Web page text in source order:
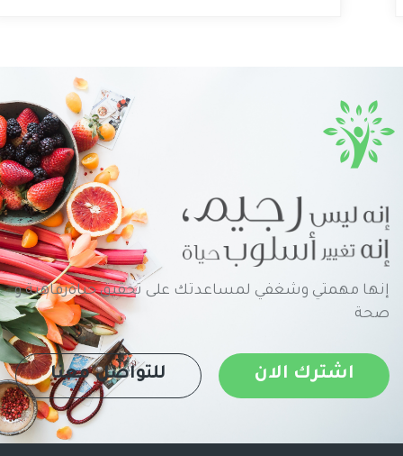
إنها مهمتي وشغفي لمساعدتك على تحقيق حياةرفاهية و
صحة
اشترك الان للتواصل معنا